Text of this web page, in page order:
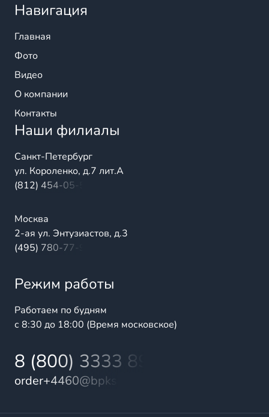
Навигация
Главная
Фото
Видео
О компании
Контакты
Наши филиалы
Санкт-Петербург
ул. Короленко, д.7 лит.А
(812) 454-05-54
Москва
2-ая ул. Энтузиастов, д.3
(495) 780-77-98
Режим работы
Работаем по будням
с 8:30 до 18:00 (Время московское)
8 (800) 3333 899
order+4460@bpks.ru